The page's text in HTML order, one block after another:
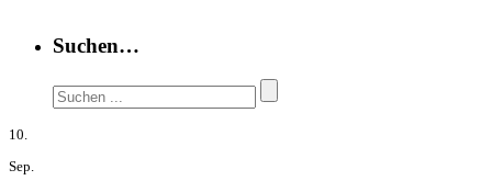
Suchen…
10.
Sep.